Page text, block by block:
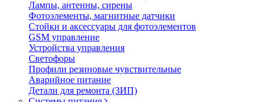
Лампы, антенны, сирены
Фотоэлементы, магнитные датчики
Стойки и аксессуары для фотоэлементов
GSM управление
Устройства управления
Светофоры
Профили резиновые чувствительные
Аварийное питание
Детали для ремонта (ЗИП)